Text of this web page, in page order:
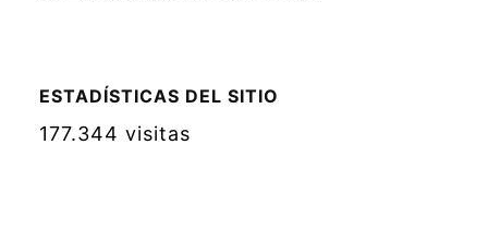
ESTADÍSTICAS DEL SITIO
177.344 visitas